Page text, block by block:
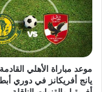
موعد مباراة الأهلي
يانج أفريكانز في دوري